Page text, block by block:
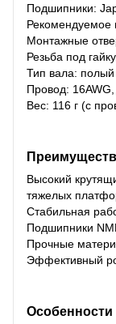
Подшипники:
Рекомендуемое
Монтажные
Резьба под
Тип вала: полый
Провод:
Вес: 116 г (с
Высокий
тяжелых
Стабильная
Подшипники
Прочные
Эффективный
Особенности